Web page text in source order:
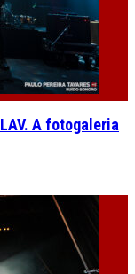
A fotogaleria